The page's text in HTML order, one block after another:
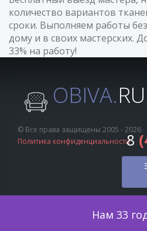
Нам 33
количество вариантов
сроки. Выполняем работы
дому и в своих мастерских.
33% на работу!
OBIVA.RU
© Все права защищены 2005 - 2026
Политика конфиденциальности8